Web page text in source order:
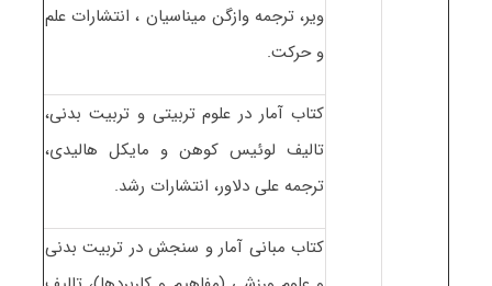
ویر، ترجمه وازگن میناسیان ، انتشارات علم
و حرکت.
کتاب آمار در علوم تربیتی و تربیت بدنی،
تالیف لوئیس کوهن و مایکل هالیدی،
ترجمه علی دلاور، انتشارات رشد.
کتاب مبانی آمار و سنجش در تربیت بدنی